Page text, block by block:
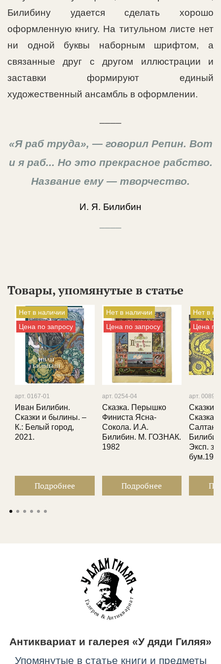
Билибину удается сделать хорошо
оформленную книгу. На титульном листе нет
ни одной буквы наборным шрифтом, а
связанные друг с другом иллюстрации и
заставки формируют единый
художественный ансамбль в оформлении.
«Я раб труда», — говорил Репин. Вот
и я раб... Но это прекрасное рабство.
Название ему — творчество.
И. Я. Билибин
Товары, упомянутые в статье
Нет в наличии
Цена по запросу
арт. 0167-01
Иван Билибин.
Сказки и былины. –
К.: Белый город,
2021.
Подробнее
Нет в наличии
Цена по запросу
арт. 0254-04
Сказка. Перышко
Финиста Ясна-
Сокола. И.А.
Билибин. М. ГОЗНАК.
1982
Подробнее
Нет в
Цена по
арт. 0089-
Сказки
Сказка
Эксп.
Антиквариат и галерея «У дяди Гиляя»
Упомянутые в статье книги и предметы